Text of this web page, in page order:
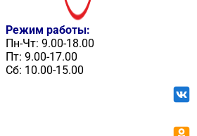
Режим работы:
Пн-Чт: 9.00-18.00
Пт: 9.00-17.00
Сб: 10.00-15.00